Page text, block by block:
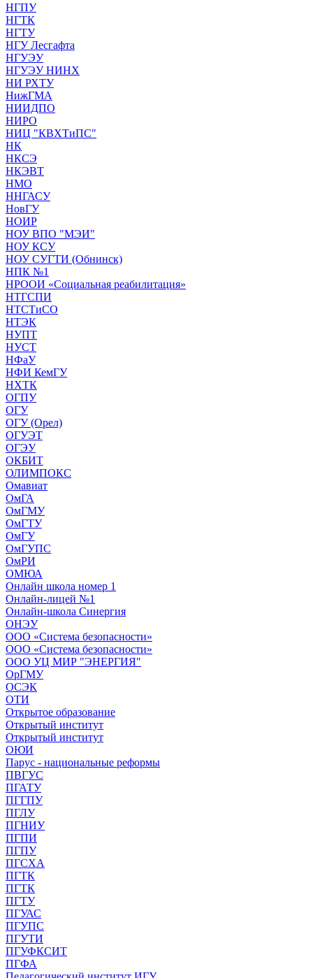
НГПУ
НГТК
НГТУ
НГУ Лесгафта
НГУЭУ
НГУЭУ НИНХ
НИ РХТУ
НижГМА
НИИДПО
НИРО
НИЦ "КВХТиПС"
НК
НКСЭ
НКЭВТ
НМО
ННГАСУ
НовГУ
НОИР
НОУ ВПО "МЭИ"
НОУ КСУ
НОУ СУГТИ (Обнинск)
НПК №1
НРООИ «Социальная реабилитация»
НТГСПИ
НТСТиСО
НТЭК
НУПТ
НУСТ
НФаУ
НФИ КемГУ
НХТК
ОГПУ
ОГУ
ОГУ (Орел)
ОГУЭТ
ОГЭУ
ОКБИТ
ОЛИМПОКС
Омавиат
ОмГА
ОмГМУ
ОмГТУ
ОмГУ
ОмГУПС
ОмРИ
ОМЮА
Онлайн школа номер 1
Онлайн-лицей №1
Онлайн-школа Синергия
ОНЭУ
ООО «Система безопасности»
ООО «Система безопасности»
ООО УЦ МИР "ЭНЕРГИЯ"
ОрГМУ
ОСЭК
ОТИ
Открытое образование
Открытый институт
Открытый институт
ОЮИ
Парус - национальные реформы
ПВГУС
ПГАТУ
ПГГПУ
ПГЛУ
ПГНИУ
ПГПИ
ПГПУ
ПГСХА
ПГТК
ПГТК
ПГТУ
ПГУАС
ПГУПС
ПГУТИ
ПГУФКСИТ
ПГФА